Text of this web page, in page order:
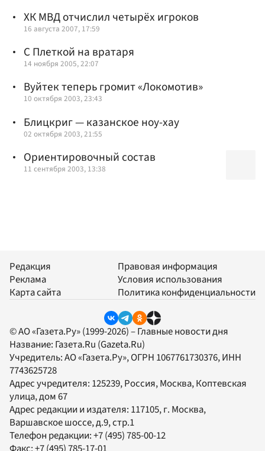
ХК МВД отчислил четырёх игроков
16 августа 2007, 17:59
С Плеткой на вратаря
14 ноября 2005, 22:07
Вуйтек теперь громит «Локомотив»
10 октября 2003, 23:43
Блицкриг — казанское ноу-хау
02 октября 2003, 21:55
Ориентировочный состав
11 сентября 2003, 13:38
Редакция
Реклама
Карта сайта
Правовая информация
Условия использования
Политика конфиденциальности
© АО «Газета.Ру» (1999-2026) – Главные новости дня
Название: Газета.Ru (Gazeta.Ru)
Учредитель:АО «Газета.Ру», ОГРН 1067761730376, ИНН
7743625728
Адрес учредителя: 125239, Россия, Москва, Коптевская
улица, дом 67
Адрес редакции и издателя: 117105, г. Москва,
Варшавское шоссе, д.9, стр.1
Телефон редакции:+7 (495) 785-00-12